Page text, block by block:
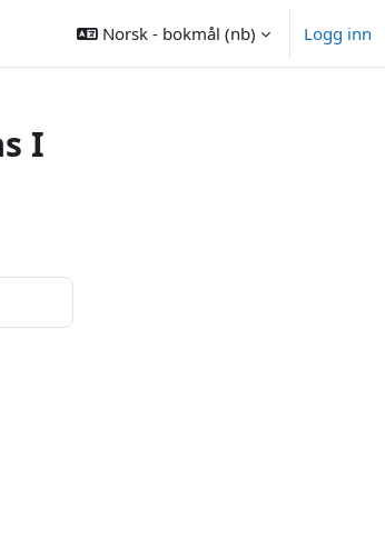
Norsk - bokmål ‎(nb)‎ Logg inn
I